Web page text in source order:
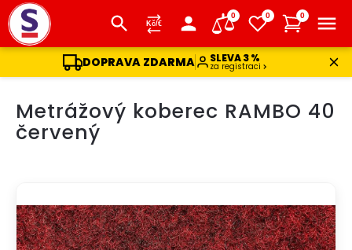
DOPRAVA ZDARMA SLEVA 3 %
za registraci
0 0 0
obsahMetrážový koberec RAMBO 40
červený